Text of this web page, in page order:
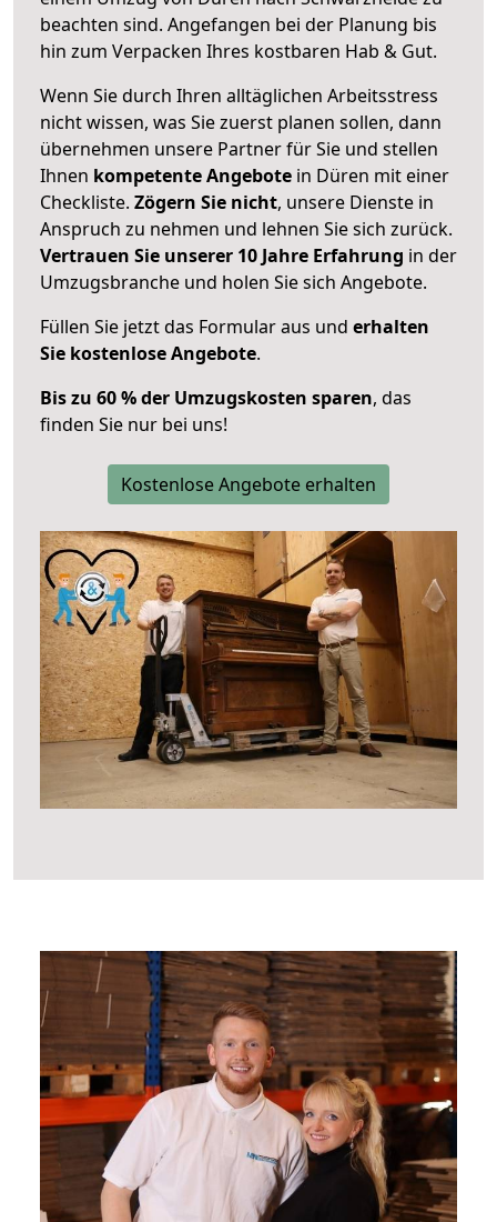
beachten sind. Angefangen bei der Planung bis
hin zum Verpacken Ihres kostbaren Hab & Gut.
Wenn Sie durch Ihren alltäglichen Arbeitsstress
nicht wissen, was Sie zuerst planen sollen, dann
übernehmen unsere Partner für Sie und stellen
Ihnen kompetente Angebote in Düren mit einer
Checkliste. Zögern Sie nicht, unsere Dienste in
Anspruch zu nehmen und lehnen Sie sich zurück.
Vertrauen Sie unserer 10 Jahre Erfahrung in der
Umzugsbranche und holen Sie sich Angebote.
Füllen Sie jetzt das Formular aus und erhalten
Sie kostenlose Angebote.
Bis zu 60 % der Umzugskosten sparen, das
finden Sie nur bei uns!
Kostenlose Angebote erhalten